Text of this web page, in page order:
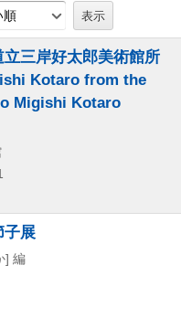
順
三岸好太郎美術館所
Kotaro from the
Migishi Kotaro
子展
] 編